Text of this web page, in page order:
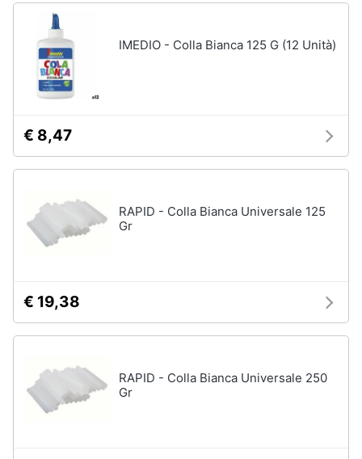
IMEDIO - Colla Bianca 125 G (12 Unità)
€ 8,47
RAPID - Colla Bianca Universale 125
Gr
€ 19,38
RAPID - Colla Bianca Universale 250
Gr